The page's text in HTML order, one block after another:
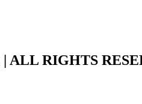
| ALL RIGHTS